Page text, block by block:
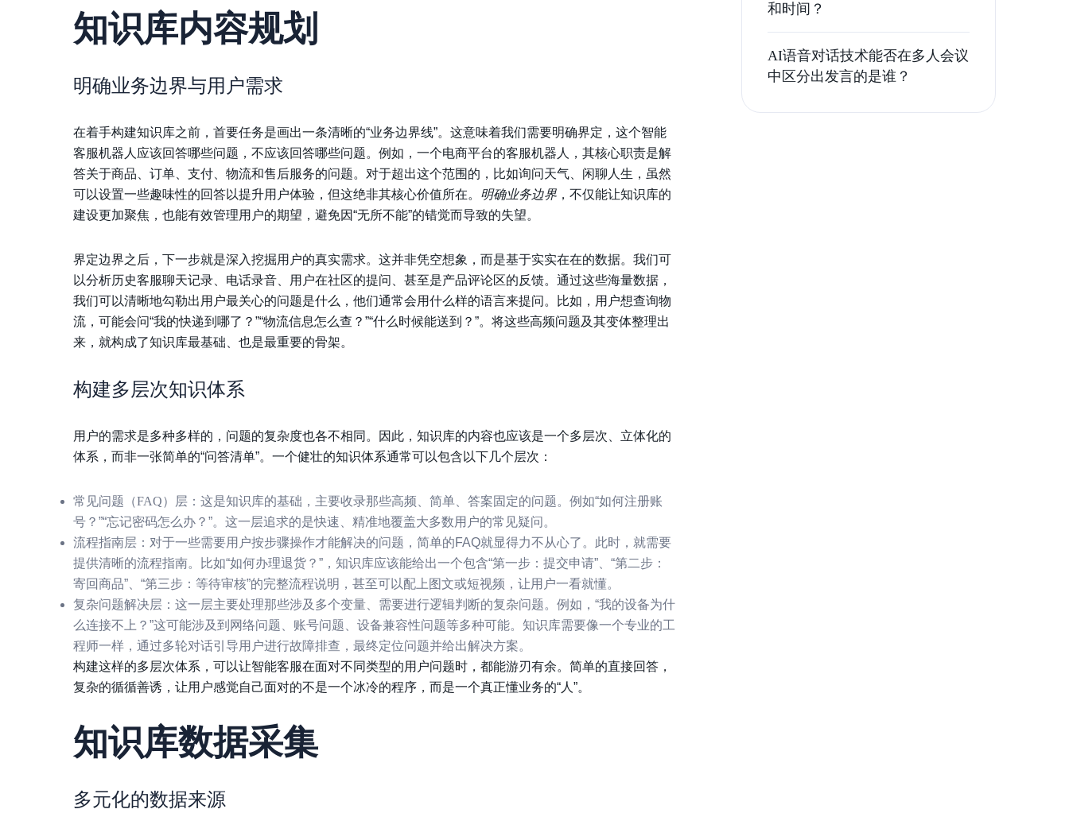
知识库内容规划
明确业务边界与用户需求
在着手构建知识库之前，首要任务是画出一条清晰的“业务边界线”。这意味着我们需要明确界定，这个智能
客服机器人应该回答哪些问题，不应该回答哪些问题。例如，一个电商平台的客服机器人，其核心职责是解
答关于商品、订单、支付、物流和售后服务的问题。对于超出这个范围的，比如询问天气、闲聊人生，虽然
可以设置一些趣味性的回答以提升用户体验，但这绝非其核心价值所在。 明确业务边界 ，不仅能让知识库的
建设更加聚焦，也能有效管理用户的期望，避免因“无所不能”的错觉而导致的失望。
界定边界之后，下一步就是深入挖掘用户的真实需求。这并非凭空想象，而是基于实实在在的数据。我们可
以分析历史客服聊天记录、电话录音、用户在社区的提问、甚至是产品评论区的反馈。通过这些海量数据，
我们可以清晰地勾勒出用户最关心的问题是什么，他们通常会用什么样的语言来提问。比如，用户想查询物
流，可能会问“我的快递到哪了？”“物流信息怎么查？”“什么时候能送到？”。将这些高频问题及其变体整理出
来，就构成了知识库最基础、也是最重要的骨架。
构建多层次知识体系
用户的需求是多种多样的，问题的复杂度也各不相同。因此，知识库的内容也应该是一个多层次、立体化的
体系，而非一张简单的“问答清单”。一个健壮的知识体系通常可以包含以下几个层次：
常见问题（FAQ）层： 这是知识库的基础，主要收录那些高频、简单、答案固定的问题。例如“如何注册账
号？”“忘记密码怎么办？”。这一层追求的是快速、精准地覆盖大多数用户的常见疑问。
流程指南层： 对于一些需要用户按步骤操作才能解决的问题，简单的FAQ就显得力不从心了。此时，就需要
提供清晰的流程指南。比如“如何办理退货？”，知识库应该能给出一个包含“第一步：提交申请”、“第二步：
寄回商品”、“第三步：等待审核”的完整流程说明，甚至可以配上图文或短视频，让用户一看就懂。
复杂问题解决层： 这一层主要处理那些涉及多个变量、需要进行逻辑判断的复杂问题。例如，“我的设备为什
么连接不上？”这可能涉及到网络问题、账号问题、设备兼容性问题等多种可能。知识库需要像一个专业的工
程师一样，通过多轮对话引导用户进行故障排查，最终定位问题并给出解决方案。
构建这样的多层次体系，可以让智能客服在面对不同类型的用户问题时，都能游刃有余。简单的直接回答，
复杂的循循善诱，让用户感觉自己面对的不是一个冰冷的程序，而是一个真正懂业务的“人”。
知识库数据采集
多元化的数据来源
和时间？
AI语音对话技术能否在多人会议
中区分出发言的是谁？